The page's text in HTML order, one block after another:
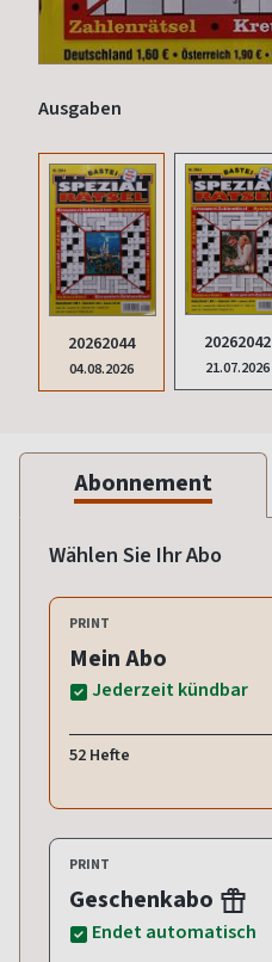
Ausgaben
20262044
04.08.2026
20262042
21.07.2026
Abonnement
Wählen Sie Ihr Abo
PRINT
Mein Abo
Jederzeit kündbar
52 Hefte
PRINT
Geschenkabo
Endet automatisch